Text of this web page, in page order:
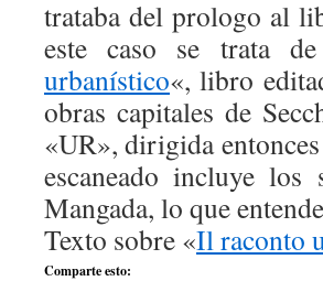
trataba del prologo al
este caso se trata
urbanístico«, libro
obras capitales de
«UR», dirigida
escaneado incluye los
Mangada, lo que
Texto sobre «Il raconto
Comparte esto: